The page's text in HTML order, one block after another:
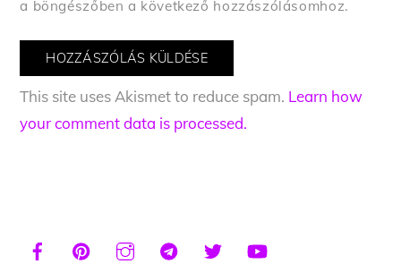
a böngészőben a következő hozzászólásomhoz.
This site uses Akismet to reduce spam. Learn how
your comment data is processed.